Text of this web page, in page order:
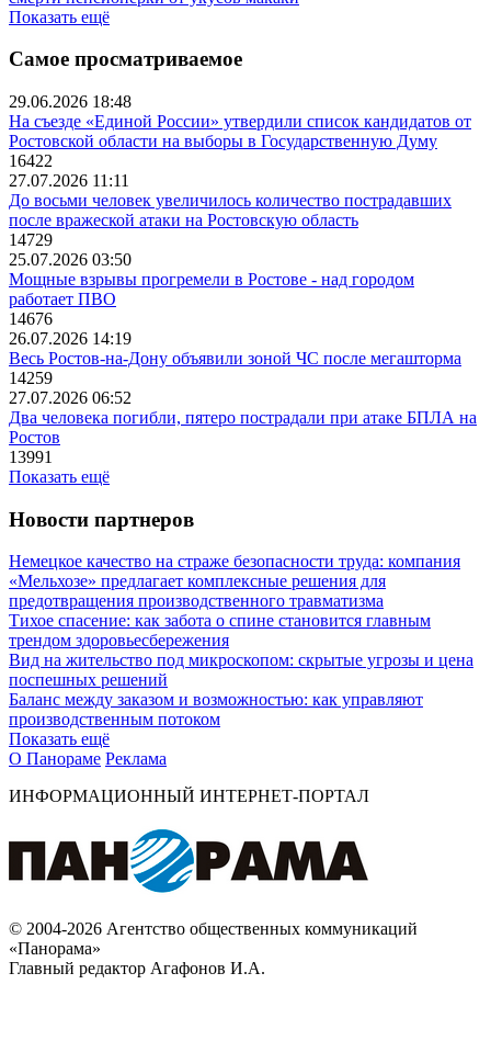
Показать ещё
Самое просматриваемое
29.06.2026 18:48
На съезде «Единой России» утвердили список кандидатов от
Ростовской области на выборы в Государственную Думу
16422
27.07.2026 11:11
До восьми человек увеличилось количество пострадавших
после вражеской атаки на Ростовскую область
14729
25.07.2026 03:50
Мощные взрывы прогремели в Ростове - над городом
работает ПВО
14676
26.07.2026 14:19
Весь Ростов-на-Дону объявили зоной ЧС после мегашторма
14259
27.07.2026 06:52
Два человека погибли, пятеро пострадали при атаке БПЛА на
Ростов
13991
Показать ещё
Новости партнеров
Немецкое качество на страже безопасности труда: компания
«Мельхозе» предлагает комплексные решения для
предотвращения производственного травматизма
Тихое спасение: как забота о спине становится главным
трендом здоровьесбережения
Вид на жительство под микроскопом: скрытые угрозы и цена
поспешных решений
Баланс между заказом и возможностью: как управляют
производственным потоком
Показать ещё
О Панораме Реклама
ИНФОРМАЦИОННЫЙ ИНТЕРНЕТ-ПОРТАЛ
© 2004-2026 Агентство общественных коммуникаций
«Панорама»
Главный редактор Агафонов И.А.